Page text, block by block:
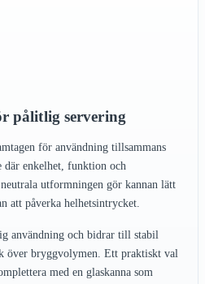
pålitlig servering
för användning tillsammans
där enkelhet, funktion och
utformningen gör kannan lätt
att påverka helhetsintrycket.
användning och bidrar till stabil
över bryggvolymen. Ett praktiskt val
med en glaskanna som